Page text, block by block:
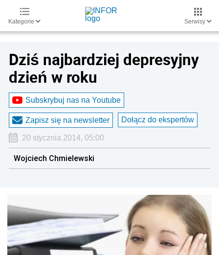
Kategorie Serwisy
Dziś najbardziej depresyjny
dzień w roku
Subskrybuj nas na Youtube
Zapisz się na newsletter Dołącz do ekspertów
20 stycznia 2014, 05:00
Wojciech Chmielewski